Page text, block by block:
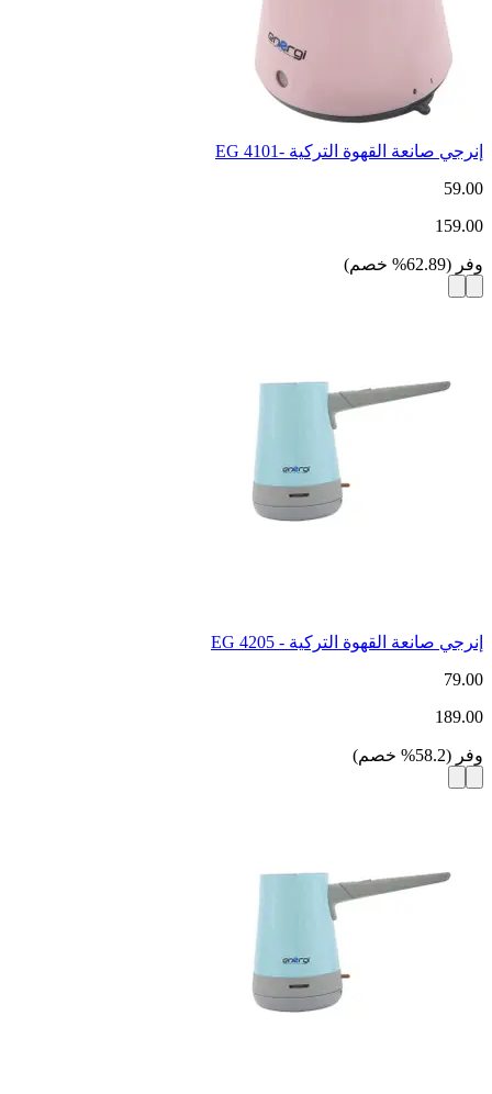
إنرجي صانعة القهوة التركية -4101 EG
59.00
159.00
وفر (
62.89
% خصم)
إنرجي صانعة القهوة التركية - EG 4205
79.00
189.00
وفر (
58.2
% خصم)